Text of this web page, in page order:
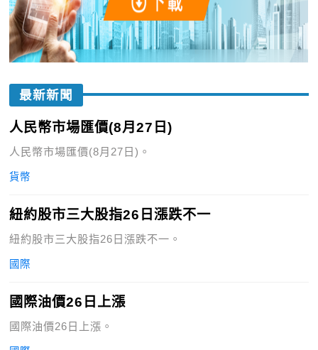
最新新聞
人民幣市場匯價(8月27日)
人民幣市場匯價(8月27日)。
貨幣
紐約股市三大股指26日漲跌不一
紐約股市三大股指26日漲跌不一。
國際
國際油價26日上漲
國際油價26日上漲。